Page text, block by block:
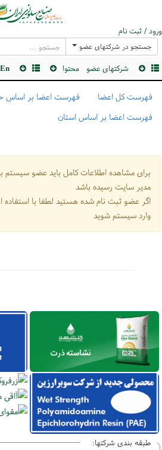
ورود / ثبت نام
جستجو در شرکتهای عضو
شرکتهای عضو محتوا En
فهرست کل اعضا
فهرست اعضا بر اساس
فهرست اعضا بر اساس استان
برای مشاهده اطلاعات کامل باید عضو سیستم
مدیر سایت رسیده باشد
اگر عضو ثبت نام شده هستید لطفا با استفاده
وارد سیستم شوید
طبقه بندی شرکتها: